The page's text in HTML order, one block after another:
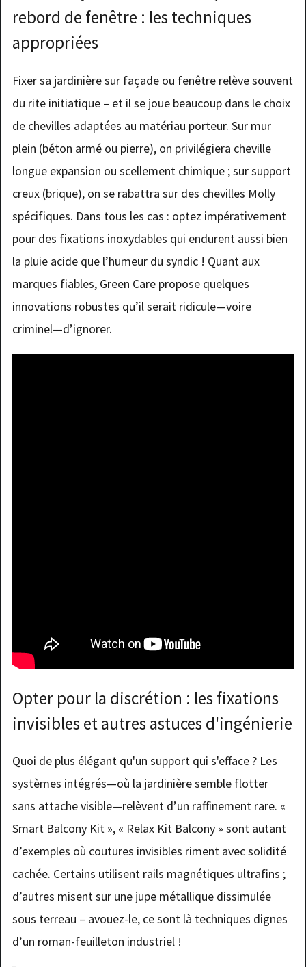
rebord de fenêtre : les techniques
appropriées
Fixer sa jardinière sur façade ou fenêtre relève souvent
du rite initiatique – et il se joue beaucoup dans le choix
de chevilles adaptées au matériau porteur. Sur mur
plein (béton armé ou pierre), on privilégiera cheville
longue expansion ou scellement chimique ; sur support
creux (brique), on se rabattra sur des chevilles Molly
spécifiques. Dans tous les cas : optez impérativement
pour des fixations inoxydables qui endurent aussi bien
la pluie acide que l’humeur du syndic ! Quant aux
marques fiables, Green Care propose quelques
innovations robustes qu’il serait ridicule—voire
criminel—d’ignorer.
Opter pour la discrétion : les fixations
invisibles et autres astuces d'ingénierie
Quoi de plus élégant qu'un support qui s'efface ? Les
systèmes intégrés—où la jardinière semble flotter
sans attache visible—relèvent d’un raffinement rare. «
Smart Balcony Kit », « Relax Kit Balcony » sont autant
d’exemples où coutures invisibles riment avec solidité
cachée. Certains utilisent rails magnétiques ultrafins ;
d’autres misent sur une jupe métallique dissimulée
sous terreau – avouez-le, ce sont là techniques dignes
d’un roman-feuilleton industriel !